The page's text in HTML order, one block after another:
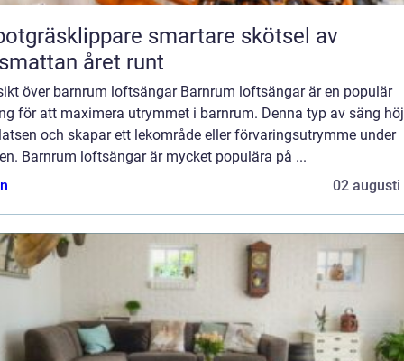
smartare skötsel av
året runt
över barnrum loftsängar Barnrum loftsängar är en populär
för att maximera utrymmet i barnrum. Denna typ av säng
och skapar ett lekområde eller förvaringsutrymme under
Barnrum loftsängar är mycket populära på ...
02 augusti